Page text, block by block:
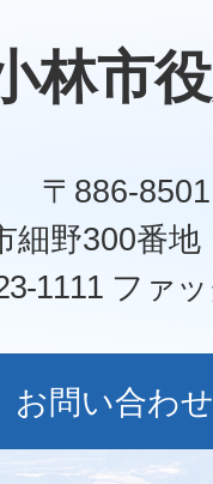
林市
〒886-8501
細野300番
1111 ファ
お問い合わせ